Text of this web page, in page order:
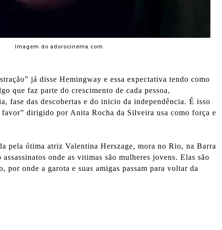
Imagem do adorocinema.com
já disse Hemingway e essa expectativa tendo como
que faz parte do crescimento de cada pessoa,
fase das descobertas e do inicio da independência. É isso
favor” dirigido por Anita Rocha da Silveira usa como força e
pela ótima atriz Valentina Herszage, mora no Rio, na Barra
onde as vitimas são mulheres jovens. Elas são
por onde a garota e suas amigas passam para voltar da